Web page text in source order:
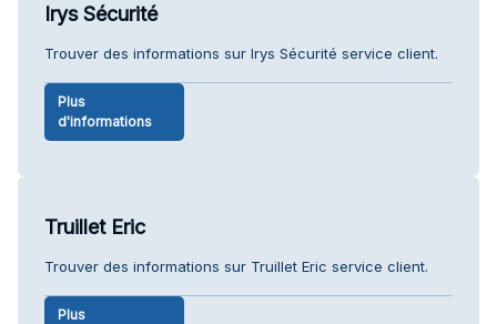
Irys Sécurité
Trouver des informations sur Irys Sécurité service client.
Plus
d'informations
Truillet Eric
Trouver des informations sur Truillet Eric service client.
Plus